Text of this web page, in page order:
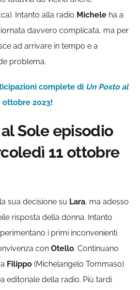
Intanto alla radio Michele ha a
davvero complicata, ma per
ad arrivare in tempo e a
problema.
complete di Un Posto al
ottobre 2023!
Sole episodio
11 ottobre
sua decisione su Lara, ma adesso
risposta della donna. Intanto
i primi inconvenienti
conOtello. Continuano
Filippo(Michelangelo Tommaso)
editoriale della radio. Più tardi